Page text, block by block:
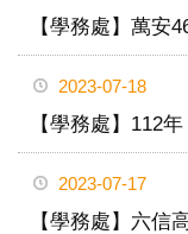
【學務處】萬安
2023-07-18
【學務處】112
2023-07-17
【學務處】六信